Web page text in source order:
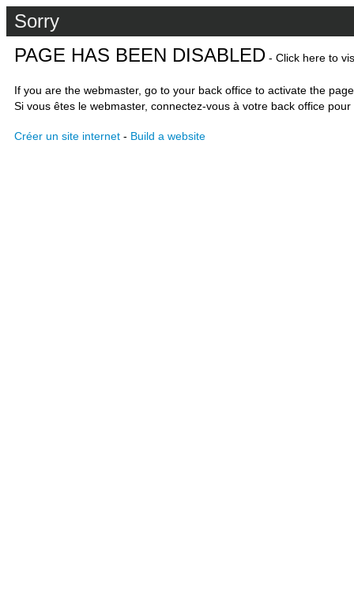
Sorry
PAGE HAS BEEN DISABLED - Click here to
If you are the webmaster, go to your back office to activate the
Si vous êtes le webmaster, connectez-vous à votre back office
Créer un site internet - Build a website